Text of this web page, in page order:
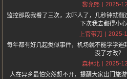
黎允熙
2025-
监控那段我看了三次，太吓人了，几秒钟就翻
下次我去都得小心
上官带刀
2025-
每年都有好几起类似事件，机场就不能学学
没了才改？
森林北
2025-
人在异乡最怕突然想不开，提醒大家出门旅